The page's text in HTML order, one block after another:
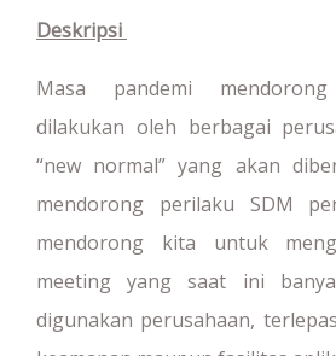
Deskripsi
Masa pandemi
dilakukan oleh berbagai
“new normal” yang akan
mendorong perilaku SDM
mendorong kita untuk
meeting yang saat ini
digunakan perusahaan,